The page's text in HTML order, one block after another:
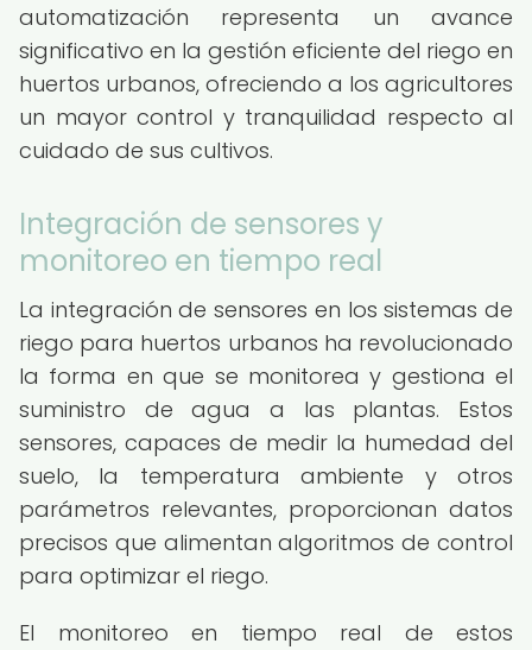
automatización representa un avance
significativo en la gestión eficiente del riego en
huertos urbanos, ofreciendo a los agricultores
un mayor control y tranquilidad respecto al
cuidado de sus cultivos.
Integración de sensores y
monitoreo en tiempo real
La integración de sensores en los sistemas de
riego para huertos urbanos ha revolucionado
la forma en que se monitorea y gestiona el
suministro de agua a las plantas. Estos
sensores, capaces de medir la humedad del
suelo, la temperatura ambiente y otros
parámetros relevantes, proporcionan datos
precisos que alimentan algoritmos de control
para optimizar el riego.
El monitoreo en tiempo real de estos